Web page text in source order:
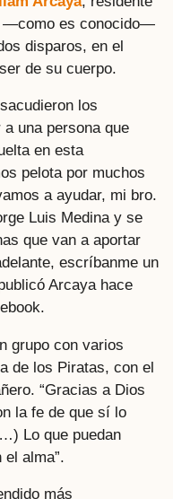
—como es conocido—
disparos, en el
de su cuerpo.
los
una persona que
en esta
pelota por muchos
a ayudar, mi bro.
Luis Medina y se
que van a aportar
escríbanme un
Arcaya hace
grupo con varios
de los Piratas, con el
“Gracias a Dios
la fe de que sí lo
Lo que puedan
alma”.
más